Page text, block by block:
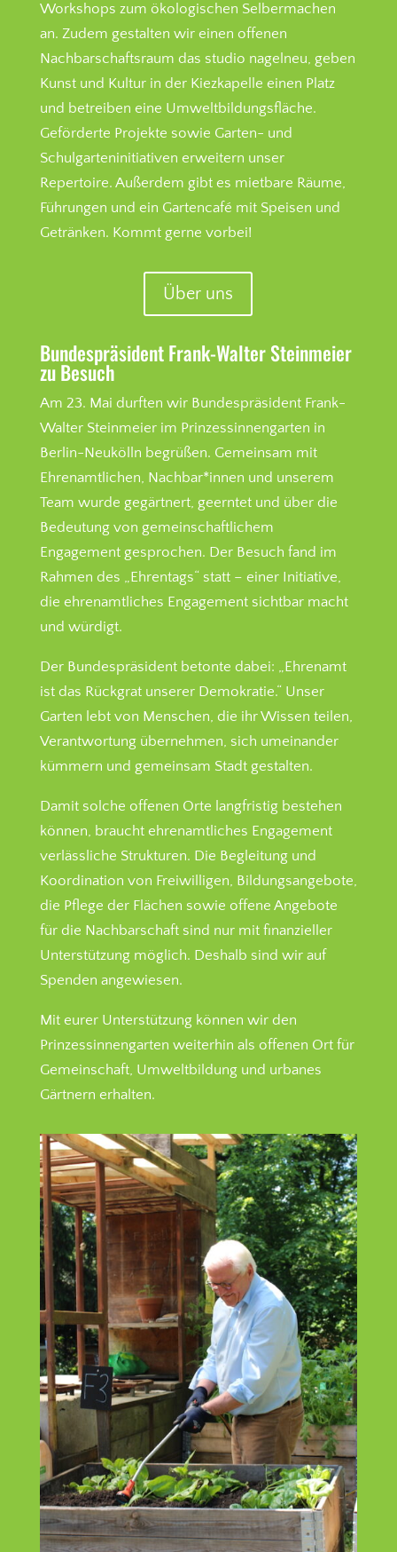
Workshops zum ökologischen Selbermachen
an. Zudem gestalten wir einen offenen
Nachbarschaftsraum das studio nagelneu, geben
Kunst und Kultur in der Kiezkapelle einen Platz
und betreiben eine Umweltbildungsfläche.
Geförderte Projekte sowie Garten- und
Schulgarteninitiativen erweitern unser
Repertoire. Außerdem gibt es mietbare Räume,
Führungen und ein Gartencafé mit Speisen und
Getränken. Kommt gerne vorbei!
Über uns
Bundespräsident Frank-Walter Steinmeier
zu Besuch
Am 23. Mai durften wir Bundespräsident Frank-
Walter Steinmeier im Prinzessinnengarten in
Berlin-Neukölln begrüßen. Gemeinsam mit
Ehrenamtlichen, Nachbar*innen und unserem
Team wurde gegärtnert, geerntet und über die
Bedeutung von gemeinschaftlichem
Engagement gesprochen. Der Besuch fand im
Rahmen des „Ehrentags“ statt – einer Initiative,
die ehrenamtliches Engagement sichtbar macht
und würdigt.
Der Bundespräsident betonte dabei: „Ehrenamt
ist das Rückgrat unserer Demokratie.“ Unser
Garten lebt von Menschen, die ihr Wissen teilen,
Verantwortung übernehmen, sich umeinander
kümmern und gemeinsam Stadt gestalten.
Damit solche offenen Orte langfristig bestehen
können, braucht ehrenamtliches Engagement
verlässliche Strukturen. Die Begleitung und
Koordination von Freiwilligen, Bildungsangebote,
die Pflege der Flächen sowie offene Angebote
für die Nachbarschaft sind nur mit finanzieller
Unterstützung möglich. Deshalb sind wir auf
Spenden angewiesen.
Mit eurer Unterstützung können wir den
Prinzessinnengarten weiterhin als offenen Ort für
Gemeinschaft, Umweltbildung und urbanes
Gärtnern erhalten.